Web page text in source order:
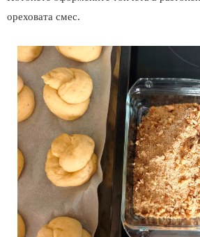
ореховата смес.